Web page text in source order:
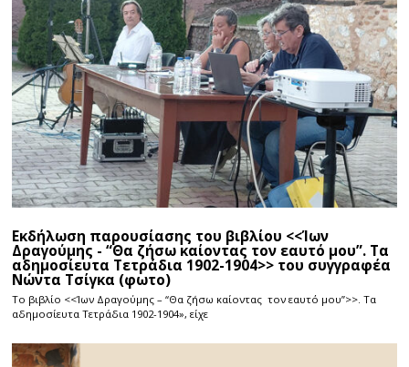
Εκδήλωση παρουσίασης του βιβλίου <<Ίων
Δραγούμης - “Θα ζήσω καίοντας τον εαυτό μου”. Τα
αδημοσίευτα Τετράδια 1902-1904>> του συγγραφέα
Νώντα Τσίγκα (φωτο)
Το βιβλίο <<Ίων Δραγούμης – “Θα ζήσω καίοντας τον εαυτό μου”>>. Τα
αδημοσίευτα Τετράδια 1902-1904», είχε